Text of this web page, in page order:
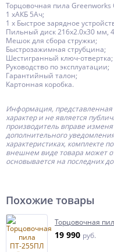
Торцовочная пила Greenworks
1 хАКБ 5Ач;
1 х Быстрое зарядное
Пильный диск 216х2.0х30 мм,
Мешок для сбора стружки;
Быстрозажимная струбцина;
Шестигранный ключ-отвертка;
Руководство по эксплуатации;
Гарантийный талон;
Картонная коробка.
Информация,
характер и не является
производитель вправе
дополнительного
характеристиках, комплекте
внешнем виде товара может
основывается на последних
Похожие товары
Торцовочная
19 990 руб.